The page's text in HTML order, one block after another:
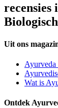
recensies
Uit ons
Ayurveda
Wat is
Ontdek